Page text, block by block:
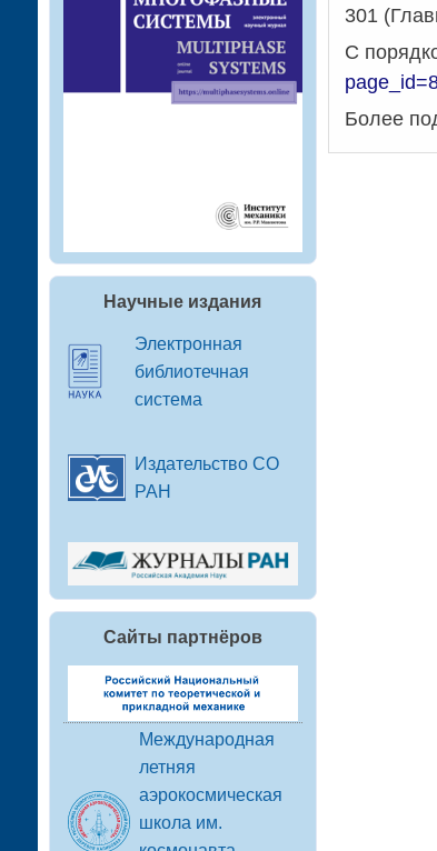
301
С
Более
Научные издания
Электронная
библиотечная
система
Издательство СО
РАН
Сайты партнёров
Международная
летняя
аэрокосмическая
школа им.